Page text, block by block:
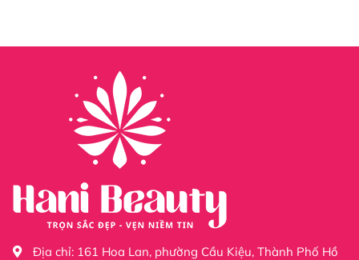
Địa chỉ: 161 Hoa Lan, phường Cầu Kiệu, Thành Phố Hồ